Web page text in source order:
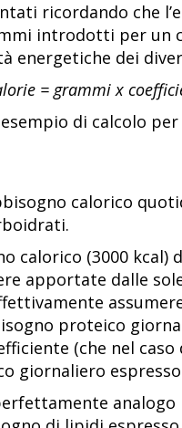
ricordando che
introdotti per un
energetiche dei
= grammi x
di calcolo
calorico
calorico (3000
apportate dalle
proteico
(che nel caso
giornaliero
analogo